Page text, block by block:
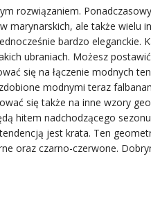
rozwiązaniem.
marynarskich, ale także wielu
bardzo eleganckie.
ubraniach. Możesz
się na łączenie modnych
modnymi teraz
się także na inne wzory
hitem nadchodzącego
jest krata. Ten
oraz czarno-czerwone.